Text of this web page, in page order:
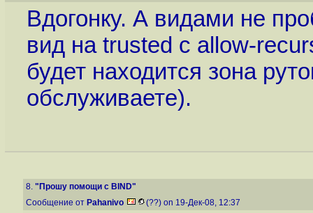
Вдогонку. А видами не
вид на trusted c allow-
будет находится зона
обслуживаете).
8. "Прошу помощи с BIND"
Сообщение от Pahanivo (??) on 19-Дек-08, 12:37